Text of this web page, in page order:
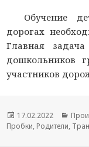
Обучение
дорогах
Главная
дошкольников
участников
Опубликовано
17.02.2022
Пробки, Родители,